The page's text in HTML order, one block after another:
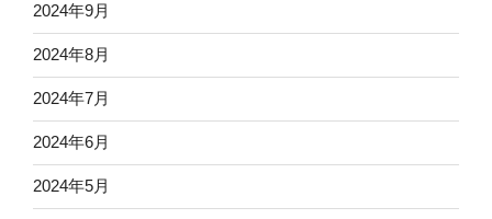
2024年9月
2024年8月
2024年7月
2024年6月
2024年5月